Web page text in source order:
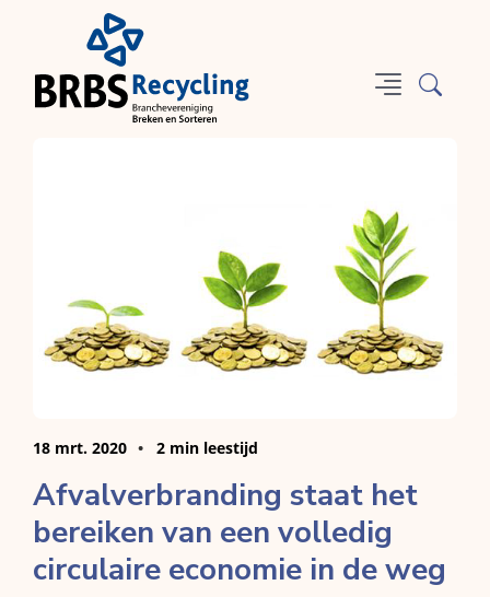
18 mrt. 2020 2 min leestijd
Afvalverbranding staat het
bereiken van een volledig
circulaire economie in de weg